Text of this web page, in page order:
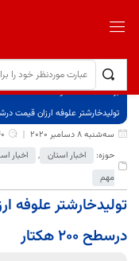
برگ نخست
نوشته‌ها
تولیدخارشتر علوفه ارزان قیمت
سه‌شنبه 8 دسامبر 2020
حوزه:
اخبار استان , اخبار
مهم
تولیدخارشتر علوفه
درسطح ٢۰۰ هکتار